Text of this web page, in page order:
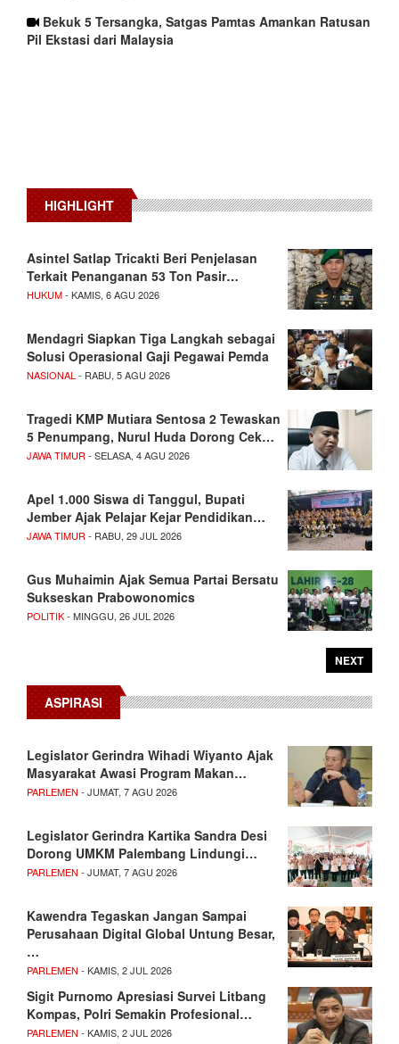
Bekuk 5 Tersangka, Satgas Pamtas Amankan Ratusan
Pil Ekstasi dari Malaysia
HIGHLIGHT
Asintel Satlap Tricakti Beri Penjelasan
Terkait Penanganan 53 Ton Pasir…
HUKUM- KAMIS, 6 AGU 2026
Mendagri Siapkan Tiga Langkah sebagai
Solusi Operasional Gaji Pegawai Pemda
NASIONAL - RABU, 5 AGU 2026
Tragedi KMP Mutiara Sentosa 2 Tewaskan
5 Penumpang, Nurul Huda Dorong Cek…
JAWA TIMUR - SELASA, 4 AGU 2026
Apel 1.000 Siswa di Tanggul, Bupati
Jember Ajak Pelajar Kejar Pendidikan…
JAWA TIMUR - RABU, 29 JUL 2026
Gus Muhaimin Ajak Semua Partai Bersatu
Sukseskan Prabowonomics
POLITIK- MINGGU, 26 JUL 2026
NEXT
ASPIRASI
Legislator Gerindra Wihadi Wiyanto Ajak
Masyarakat Awasi Program Makan…
PARLEMEN - JUMAT, 7 AGU 2026
Legislator Gerindra Kartika Sandra Desi
Dorong UMKM Palembang Lindungi…
PARLEMEN - JUMAT, 7 AGU 2026
Kawendra Tegaskan Jangan Sampai
Perusahaan Digital Global Untung Besar,
…
PARLEMEN - KAMIS, 2 JUL 2026
Sigit Purnomo Apresiasi Survei Litbang
Kompas, Polri Semakin Profesional…
PARLEMEN - KAMIS, 2 JUL 2026